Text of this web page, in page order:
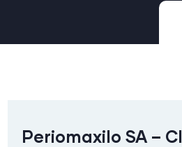
Periomaxilo SA –